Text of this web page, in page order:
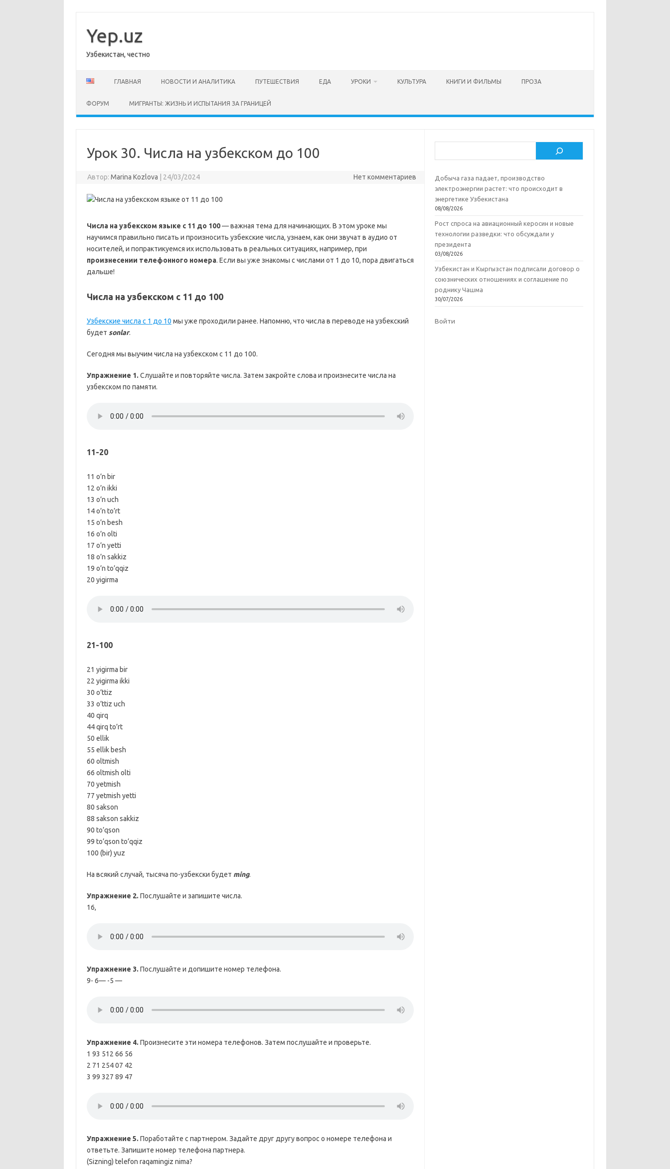
содержимому
Yep.uz
Узбекистан, честно
ГЛАВНАЯ НОВОСТИ И АНАЛИТИКА ПУТЕШЕСТВИЯ ЕДА УРОКИ КУЛЬТУРА КНИГИ И ФИЛЬМЫ ПРОЗА
ФОРУМ МИГРАНТЫ: ЖИЗНЬ И ИСПЫТАНИЯ ЗА ГРАНИЦЕЙ
Урок 30. Числа на узбекском до 100
Автор: Marina Kozlova 24/03/2024 Нет комментариев
Числа на узбекском языке с 11 до 100— важная тема для начинающих. В этом уроке мы
научимся правильно писать и произносить узбекские числа, узнаем, как они звучат в аудио от
носителей, и попрактикуемся их использовать в реальных ситуациях, например, при
произнесении телефонного номера. Если вы уже знакомы с числами от 1 до 10, пора двигаться
дальше!
Числа на узбекском с 11 до 100
Узбекские числа с 1 до 10 мы уже проходили ранее. Напомню, что числа в переводе на узбекский
будет sonlar.
Сегодня мы выучим числа на узбекском с 11 до 100.
Упражнение 1. Слушайте и повторяйте числа. Затем закройте слова и произнесите числа на
узбекском по памяти.
11-20
11 o’n bir
12 o’n ikki
13 o’n uch
14 o’n to’rt
15 o’n besh
16 o’n olti
17 o’n yetti
18 o’n sakkiz
19 o’n to’qqiz
20 yigirma
21-100
21 yigirma bir
22 yigirma ikki
30 o’ttiz
33 o’ttiz uch
40 qirq
44 qirq to’rt
50 ellik
55 ellik besh
60 oltmish
66 oltmish olti
70 yetmish
77 yetmish yetti
80 sakson
88 sakson sakkiz
90 to’qson
99 to’qson to’qqiz
100 (bir) yuz
На всякий случай, тысяча по-узбекски будет ming.
Упражнение 2. Послушайте и запишите числа.
16,
Упражнение 3. Послушайте и допишите номер телефона.
9- 6— -5 —
Упражнение 4. Произнесите эти номера телефонов. Затем послушайте и проверьте.
1 93 512 66 56
2 71 254 07 42
3 99 327 89 47
Упражнение 5. Поработайте с партнером. Задайте друг другу вопрос о номере телефона и
ответьте. Запишите номер телефона партнера.
(Sizning) telefon raqamingiz nima?
Добыча газа падает, производство
электроэнергии растет: что происходит в
энергетике Узбекистана
08/08/2026
Рост спроса на авиационный керосин и новые
технологии разведки: что обсуждали у
президента
03/08/2026
Узбекистан и Кыргызстан подписали договор о
союзнических отношениях и соглашение по
роднику Чашма
30/07/2026
Войти